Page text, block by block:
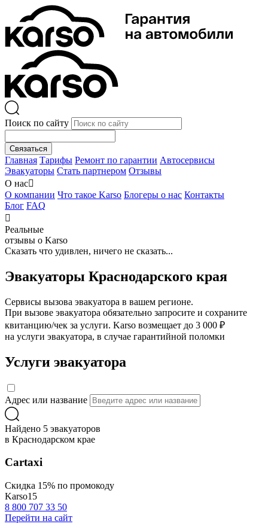
Поиск по сайту
Связаться
Главная Тарифы Ремонт по гарантии Автосервисы
Эвакуаторы Стать партнером Отзывы
О нас
О компании Что такое Karso Блогеры о нас Контакты
Блог FAQ

Реальные
отзывы о Karso
Сказать что удивлен, ничего не сказать...
Эвакуаторы Краснодарского края
Сервисы вызова эвакуатора в вашем регионе.
При вызове эвакуатора обязательно запросите и сохраните
квитанцию/чек за услуги. Karso возмещает до 3 000 ₽
на услуги эвакуатора, в случае гарантийной поломки
Услуги эвакуатора
Адрес или название
Найдено 5 эвакуаторов
в Краснодарском крае
Сartaxi
Скидка 15% по промокоду
Karso15
8 800 707 33 50
Перейти на сайт